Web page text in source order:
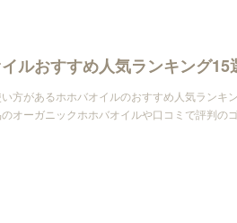
方があるホホバオイルのおすすめ人気ランキ
オーガニックホホバオイルや口コミで評判の